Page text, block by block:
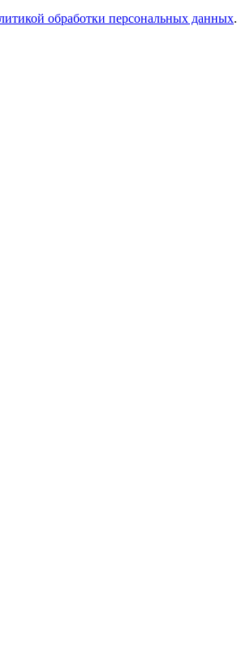
обработки персональных данных.